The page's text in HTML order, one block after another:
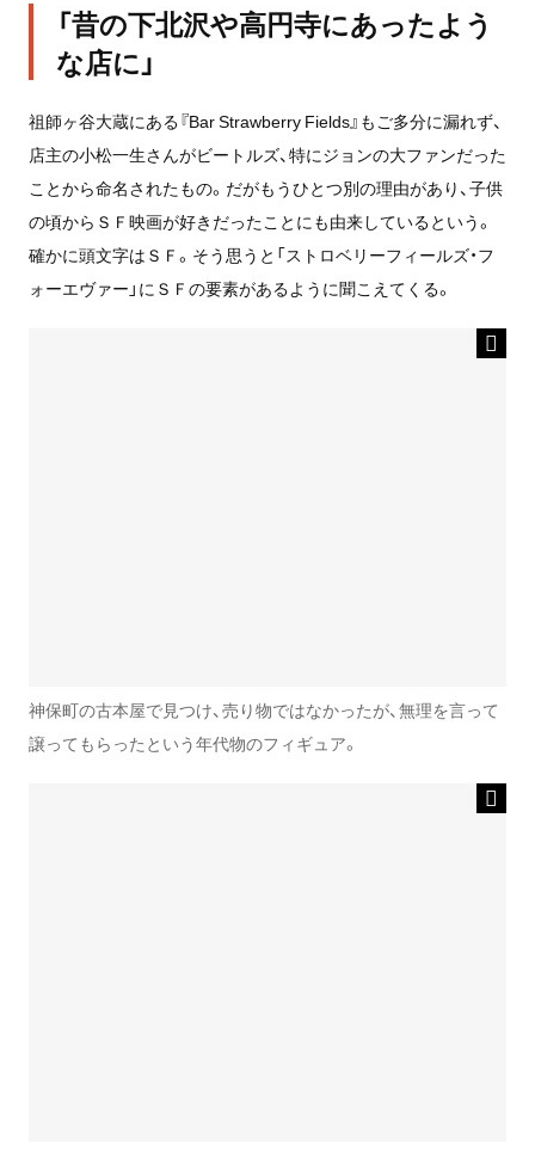
「昔の下北沢や高円寺にあったよう
な店に」
祖師ヶ谷大蔵にある『Bar Strawberry Fields』もご多分に漏れず、
店主の小松一生さんがビートルズ、特にジョンの大ファンだった
ことから命名されたもの。だがもうひとつ別の理由があり、子供
の頃からＳＦ映画が好きだったことにも由来しているという。
確かに頭文字はＳＦ。そう思うと「ストロベリーフィールズ・フ
ォーエヴァー」にＳＦの要素があるように聞こえてくる。
神保町の古本屋で見つけ、売り物ではなかったが、無理を言って
譲ってもらったという年代物のフィギュア。